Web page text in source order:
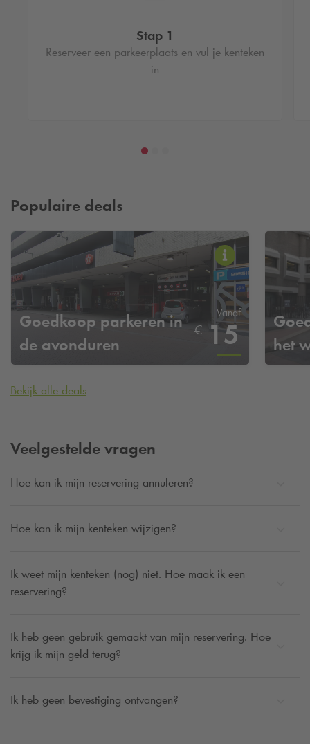
Stap 1
Reserveer een parkeerplaats en vul je kenteken
in
Populaire deals
Goedkoop parkeren in
de avonduren
Vanaf
€ 15
het
Bekijk alle deals
Veelgestelde vragen
Hoe kan ik mijn reservering annuleren?
Hoe kan ik mijn kenteken wijzigen?
Ik weet mijn kenteken (nog) niet. Hoe maak ik een
reservering?
Ik heb geen gebruik gemaakt van mijn reservering. Hoe
krijg ik mijn geld terug?
Ik heb geen bevestiging ontvangen?